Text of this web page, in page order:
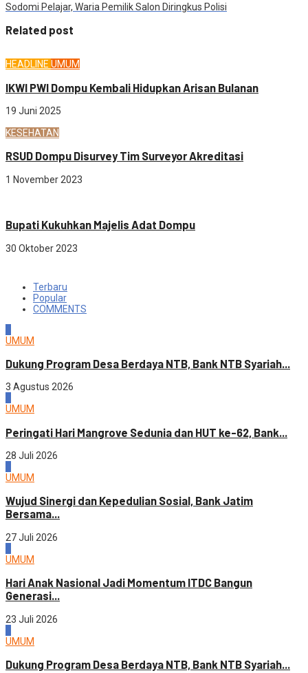
Sodomi Pelajar, Waria Pemilik Salon Diringkus Polisi
Related post
HEADLINE UMUM
IKWI PWI Dompu Kembali Hidupkan Arisan Bulanan
19 Juni 2025
KESEHATAN
RSUD Dompu Disurvey Tim Surveyor Akreditasi
1 November 2023
Bupati Kukuhkan Majelis Adat Dompu
30 Oktober 2023
Terbaru
Popular
COMMENTS
UMUM
Dukung Program Desa Berdaya NTB, Bank NTB Syariah...
3 Agustus 2026
UMUM
Peringati Hari Mangrove Sedunia dan HUT ke-62, Bank...
28 Juli 2026
UMUM
Wujud Sinergi dan Kepedulian Sosial, Bank Jatim
Bersama...
27 Juli 2026
UMUM
Hari Anak Nasional Jadi Momentum ITDC Bangun
Generasi...
23 Juli 2026
UMUM
Dukung Program Desa Berdaya NTB, Bank NTB Syariah...